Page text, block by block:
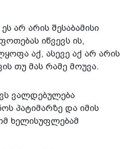
არ არის შესაბამისი
იწვევს ის,
აქ, ასევე აქ არ არის
თუ მას რამე მოუვა.
ვალდებულება
პატიმარზე და იმის
ხელისუფლებამ